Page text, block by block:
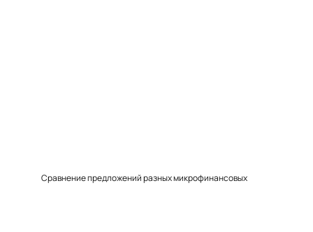
Сравнение предложений разных микрофинансовых